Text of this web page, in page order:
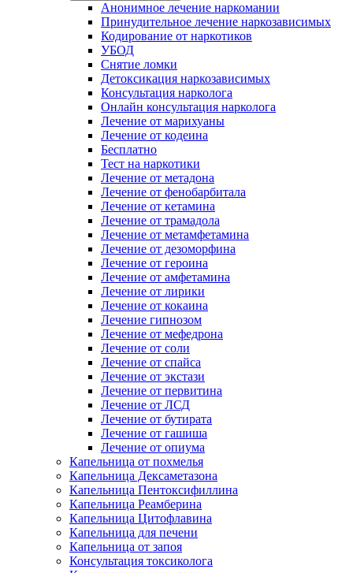
Анонимное лечение наркомании
Принудительное лечение наркозависимых
Кодирование от наркотиков
УБОД
Снятие ломки
Детоксикация наркозависимых
Консультация нарколога
Онлайн консультация нарколога
Лечение от марихуаны
Лечение от кодеина
Бесплатно
Тест на наркотики
Лечение от метадона
Лечение от фенобарбитала
Лечение от кетамина
Лечение от трамадола
Лечение от метамфетамина
Лечение от дезоморфина
Лечение от героина
Лечение от амфетамина
Лечение от лирики
Лечение от кокаина
Лечение гипнозом
Лечение от мефедрона
Лечение от соли
Лечение от спайса
Лечение от экстази
Лечение от первитина
Лечение от ЛСД
Лечение от бутирата
Лечение от гашиша
Лечение от опиума
Капельница от похмелья
Капельница Дексаметазона
Капельница Пентоксифиллина
Капельница Реамберина
Капельница Цитофлавина
Капельница для печени
Капельница от запоя
Консультация токсиколога